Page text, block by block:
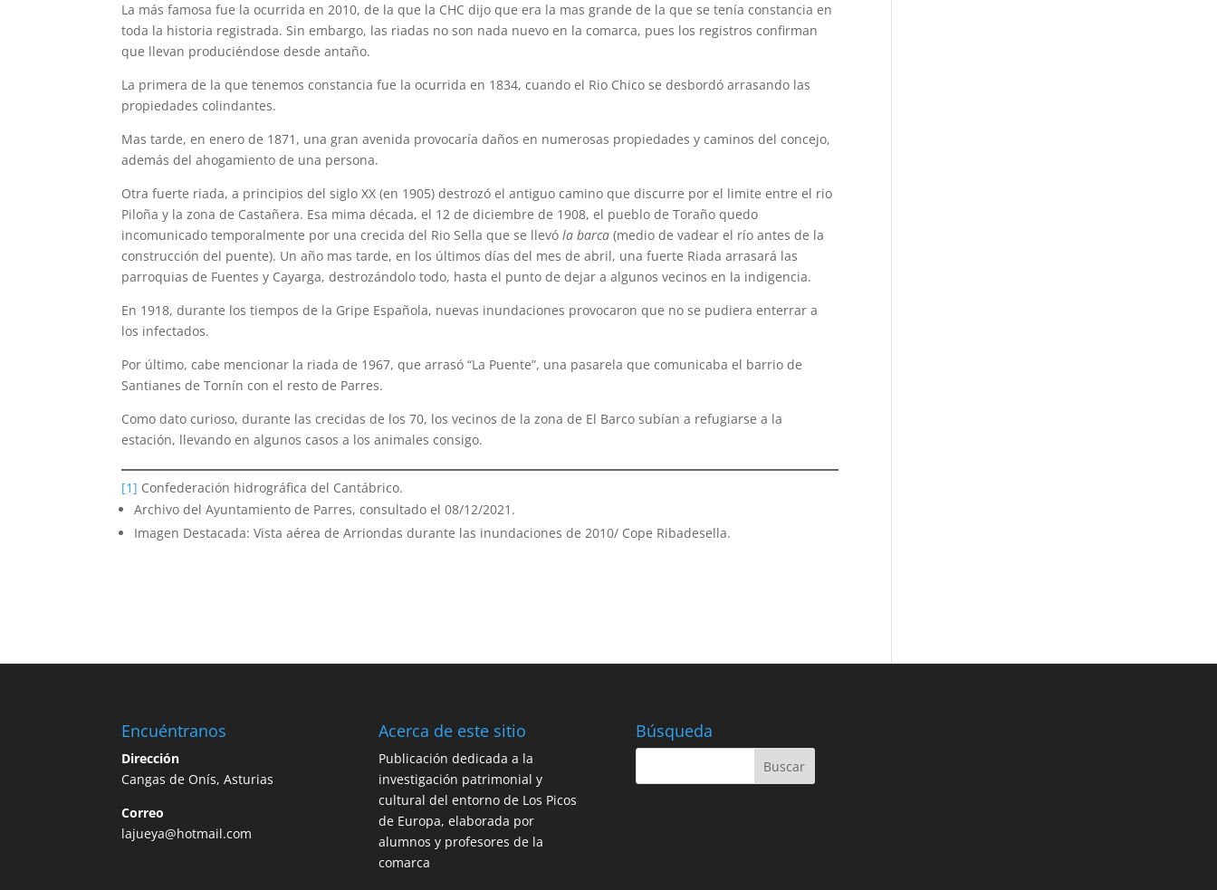
La más famosa fue la ocurrida en 2010, de la que la CHC dijo que era la mas grande de la que se tenía constancia en
toda la historia registrada. Sin embargo, las riadas no son nada nuevo en la comarca, pues los registros confirman
que llevan produciéndose desde antaño.
La primera de la que tenemos constancia fue la ocurrida en 1834, cuando el Rio Chico se desbordó arrasando las
propiedades colindantes.
Mas tarde, en enero de 1871, una gran avenida provocaría daños en numerosas propiedades y caminos del concejo,
además del ahogamiento de una persona.
Otra fuerte riada, a principios del siglo XX (en 1905) destrozó el antiguo camino que discurre por el limite entre el rio
Piloña y la zona de Castañera. Esa mima década, el 12 de diciembre de 1908, el pueblo de Toraño quedo
incomunicado temporalmente por una crecida del Rio Sella que se llevóla barca (medio de vadear el río antes de la
construcción del puente). Un año mas tarde, en los últimos días del mes de abril, una fuerte Riada arrasará las
parroquias de Fuentes y Cayarga, destrozándolo todo, hasta el punto de dejar a algunos vecinos en la indigencia.
En 1918, durante los tiempos de la Gripe Española, nuevas inundaciones provocaron que no se pudiera enterrar a
los infectados.
Por último, cabe mencionar la riada de 1967, que arrasó “La Puente”, una pasarela que comunicaba el barrio de
Santianes de Tornín con el resto de Parres.
Como dato curioso, durante las crecidas de los 70, los vecinos de la zona de El Barco subían a refugiarse a la
estación, llevando en algunos casos a los animales consigo.
[1] Confederación hidrográfica del Cantábrico.
Archivo del Ayuntamiento de Parres, consultado el 08/12/2021.
Imagen Destacada: Vista aérea de Arriondas durante las inundaciones de 2010/ Cope Ribadesella.
Encuéntranos
Dirección
Cangas de Onís, Asturias
Correo
lajueya@hotmail.com
Acerca de este sitio
Publicación dedicada a la
investigación patrimonial y
cultural del entorno de Los Picos
de Europa, elaborada por
alumnos y profesores de la
comarca
Búsqueda